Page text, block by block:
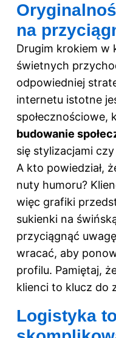
na
Drugim krokiem w
świetnych
odpowiedniej
internetu istotne
społecznościowe,
budowanie
się stylizacjami
A kto powiedział,
nuty humoru?
więc grafiki
sukienki na
przyciągnąć
wracać, aby
profilu. Pamiętaj,
klienci to klucz do
Logistyka